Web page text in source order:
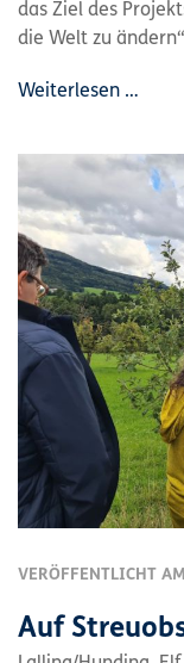
das Ziel des
die Welt zu
Weiterlesen …
VERÖFFENTLICHT
Auf